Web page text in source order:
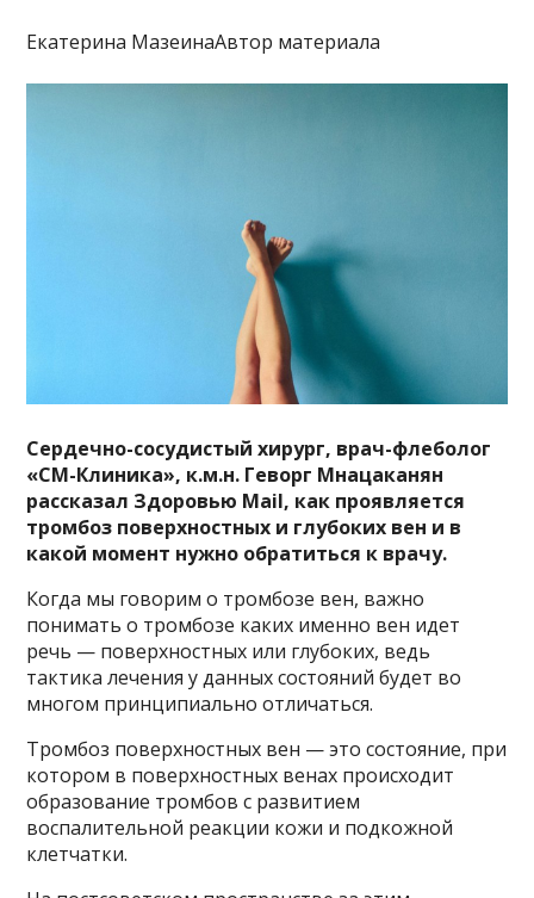
Екатерина МазеинаАвтор материала
Сердечно-сосудистый хирург, врач-флеболог
«СМ-Клиника», к.м.н. Геворг Мнацаканян
рассказал Здоровью Mail, как проявляется
тромбоз поверхностных и глубоких вен и в
какой момент нужно обратиться к врачу.
Когда мы говорим о тромбозе вен, важно
понимать о тромбозе каких именно вен идет
речь — поверхностных или глубоких, ведь
тактика лечения у данных состояний будет во
многом принципиально отличаться.
Тромбоз поверхностных вен — это состояние, при
котором в поверхностных венах происходит
образование тромбов с развитием
воспалительной реакции кожи и подкожной
клетчатки.